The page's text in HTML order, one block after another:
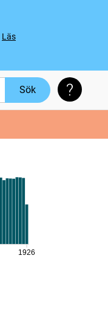
Läs
Sök Söktips
1926